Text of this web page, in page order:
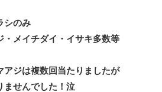
のみ
メイチダイ・イサキ多数等
アジは複数回当たりましたが
ませんでした！泣